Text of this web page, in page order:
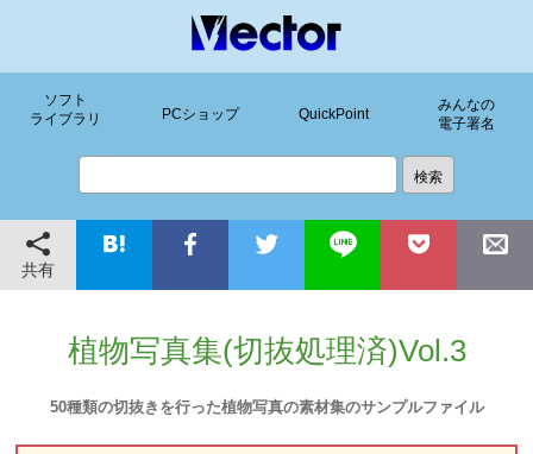
ソフト
ライブラリ
PCショップ QuickPoint
みんなの
電子署名
共有
植物写真集(切抜処理済)Vol.3
50種類の切抜きを行った植物写真の素材集のサンプルファイル